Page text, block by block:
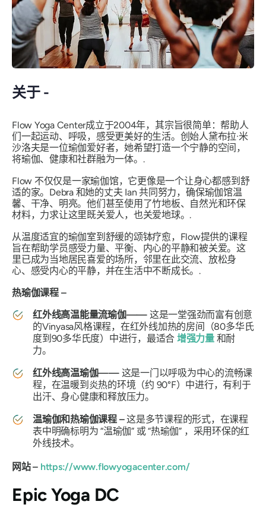
关于 -
Flow Yoga Center成立于2004年，其宗旨很简单：帮助人
们一起运动、呼吸，感受更美好的生活。创始人黛布拉·米
沙洛夫是一位瑜伽爱好者，她希望打造一个宁静的空间，
将瑜伽、健康和社群融为一体。.
Flow 不仅仅是一家瑜伽馆，它更像是一个让身心都感到舒
适的家。Debra 和她的丈夫 Ian 共同努力，确保瑜伽馆温
馨、干净、明亮。他们甚至使用了竹地板、自然光和环保
材料，力求让这里既关爱人，也关爱地球。.
从温度适宜的瑜伽室到舒缓的颂钵疗愈，Flow提供的课程
旨在帮助学员感受力量、平衡、内心的平静和被关爱。这
里已成为当地居民喜爱的场所，邻里在此交流、放松身
心、感受内心的平静，并在生活中不断成长。.
热瑜伽课程 –
红外线高温能量流瑜伽—— 这是一堂强劲而富有创意
的Vinyasa风格课程，在红外线加热的房间（80多华氏
度到90多华氏度）中进行，最适合 增强力量和耐
力。
红外线高温瑜伽—— 这是一门以呼吸为中心的流畅课
程，在温暖到炎热的环境（约 90°F）中进行，有利于
出汗、身心健康和释放压力。
温瑜伽和热瑜伽课程 –这是多节课程的形式，在课程
表中明确标明为“温瑜伽”或“热瑜伽” ，采用环保的红
外线技术。
网站 – https://www.flowyogacenter.com/
Epic Yoga DC